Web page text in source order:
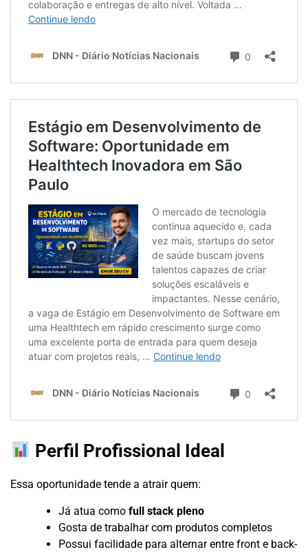
Perfil Profissional Ideal
Essa oportunidade tende a atrair quem:
Já atua como full stack pleno
Gosta de trabalhar com produtos completos
Possui facilidade para alternar entre front e back-